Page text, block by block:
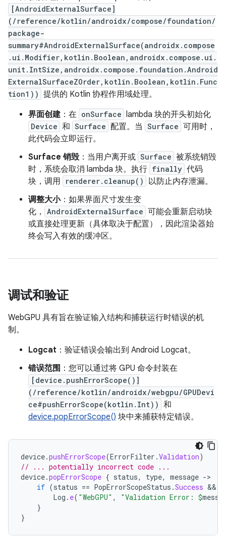
[AndroidExternalSurface]
(/reference/kotlin/androidx/compose/foundation/
package-
summary#AndroidExternalSurface(androidx.compose
.ui.Modifier,kotlin.Boolean,androidx.compose.ui.
unit.IntSize,androidx.compose.foundation.Android
ExternalSurfaceZOrder,kotlin.Boolean,kotlin.Func
tion1)) 提供的 Kotlin 协程作用域处理。
界面创建 ：在 onSurface lambda 块的开头初始化
Device 和 Surface 配置。当 Surface 可用时，
此代码会立即运行。
Surface 销毁 ：当用户离开或 Surface 被系统销毁
时，系统会取消 lambda 块。执行 finally 代码
块，调用
renderer.cleanup()
以防止内存泄漏。
调整大小：如果界面尺寸发生变
化，
AndroidExternalSurface 可能会重新启动块
或直接处理更新（具体取决于配置），因此渲染器始
终会写入有效的缓冲区。
调试和验证
WebGPU 具有旨在验证输入结构和捕获运行时错误的机
制。
Logcat ：验证错误会输出到 Android Logcat。
错误范围 ：您可以通过将 GPU 命令封装在
[device.pushErrorScope()]
(/reference/kotlin/androidx/webgpu/GPUDevi
ce#pushErrorScope(kotlin.Int)) 和
device.popErrorScope() 块中来捕获特定错误。
device.pushErrorScope(ErrorFilter .Validation)
// ... potentially incorrect code ...
device.popErrorScope { status, type, message -
if (status == PopErrorScopeStatus .Success &&
Log . e( "WebGPU" , "Validation Error: $
}
}